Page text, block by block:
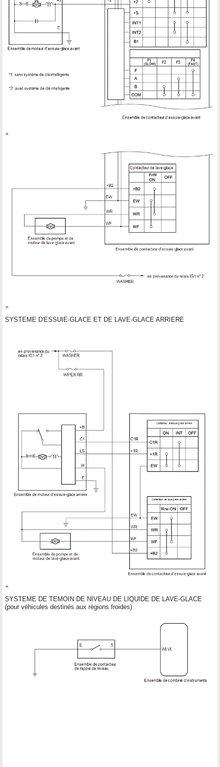
SYSTEME D'ESSUIE-GLACE ET DE LAVE-GLACE ARRIERE
SYSTEME DE TEMOIN DE NIVEAU DE LIQUIDE DE LAVE-GLACE
(pour véhicules destinés aux régions froides)